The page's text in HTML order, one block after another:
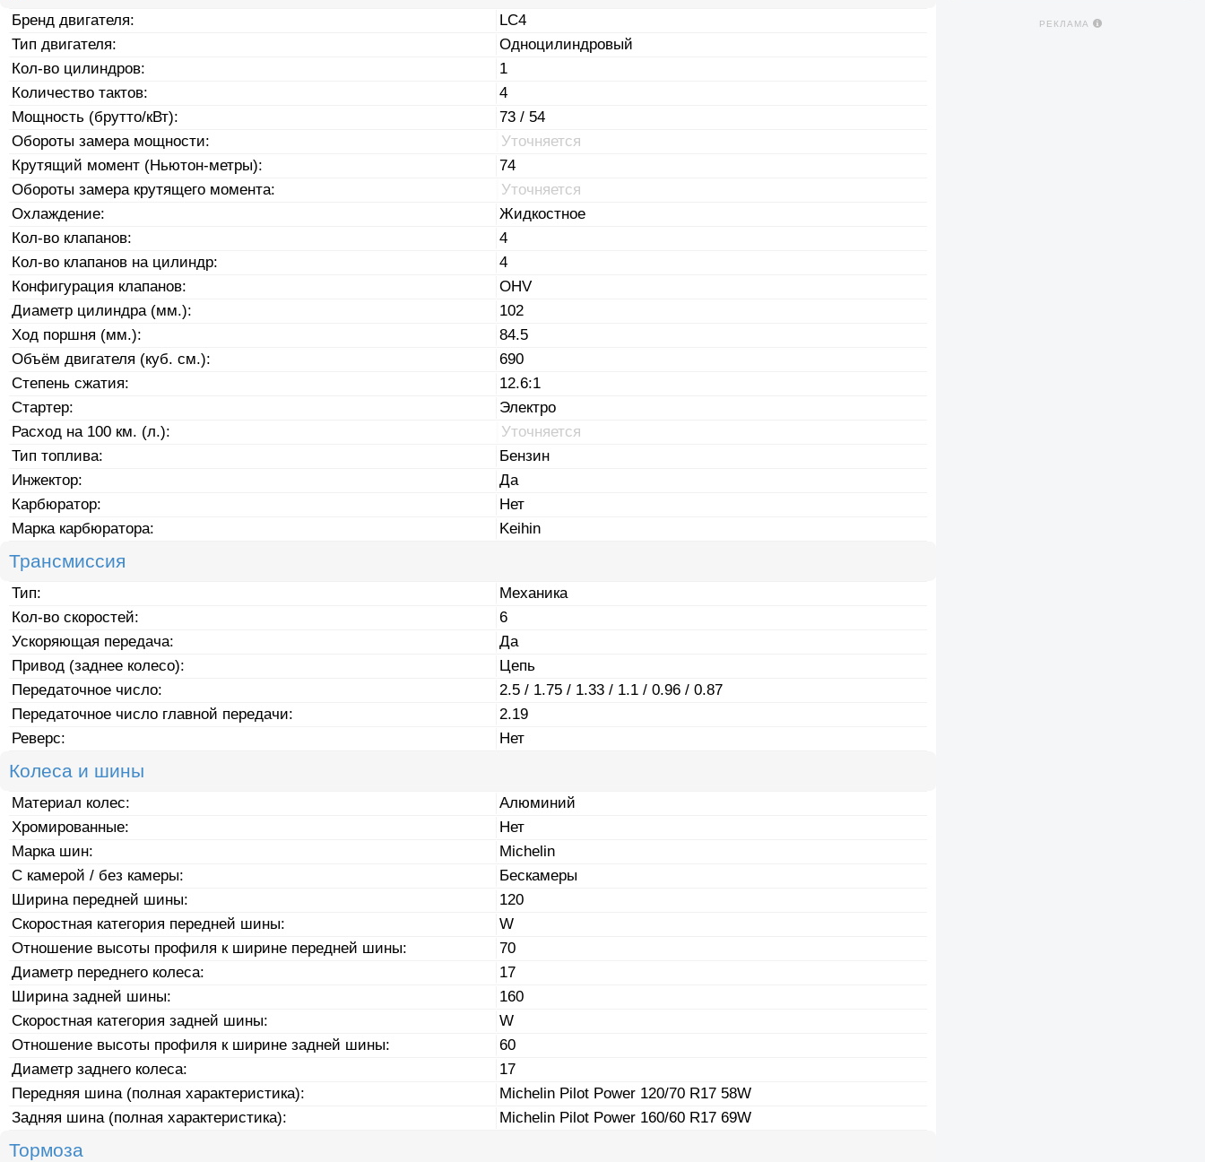
Бренд двигателя:
LC4
Тип двигателя:
Одноцилиндровый
Кол-во цилиндров:
1
Количество тактов:
4
Мощность (брутто/кВт):
73 / 54
Обороты замера мощности:
Уточняется
Крутящий момент (Ньютон-метры):
74
Обороты замера крутящего момента:
Уточняется
Охлаждение:
Жидкостное
Кол-во клапанов:
4
Кол-во клапанов на цилиндр:
4
Конфигурация клапанов:
OHV
Диаметр цилиндра (мм.):
102
Ход поршня (мм.):
84.5
Объём двигателя (куб. см.):
690
Степень сжатия:
12.6:1
Стартер:
Электро
Расход на 100 км. (л.):
Уточняется
Тип топлива:
Бензин
Инжектор:
Да
Карбюратор:
Нет
Марка карбюратора:
Keihin
Трансмиссия
Тип:
Механика
Кол-во скоростей:
6
Ускоряющая передача:
Да
Привод (заднее колесо):
Цепь
Передаточное число:
2.5 / 1.75 / 1.33 / 1.1 / 0.96 / 0.87
Передаточное число главной передачи:
2.19
Реверс:
Нет
Колеса и шины
Материал колес:
Алюминий
Хромированные:
Нет
Марка шин:
Michelin
С камерой / без камеры:
Бескамеры
Ширина передней шины:
120
Скоростная категория передней шины:
W
Отношение высоты профиля к ширине передней шины:
70
Диаметр переднего колеса:
17
Ширина задней шины:
160
Скоростная категория задней шины:
W
Отношение высоты профиля к ширине задней шины:
60
Диаметр заднего колеса:
17
Передняя шина (полная характеристика):
Michelin Pilot Power 120/70 R17 58W
Задняя шина (полная характеристика):
Michelin Pilot Power 160/60 R17 69W
Тормоза
РЕКЛАМА